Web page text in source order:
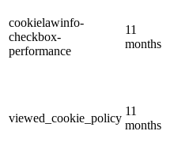
cookielawinfo-
checkbox-
performance
11
months
viewed_cookie_policy
11
months